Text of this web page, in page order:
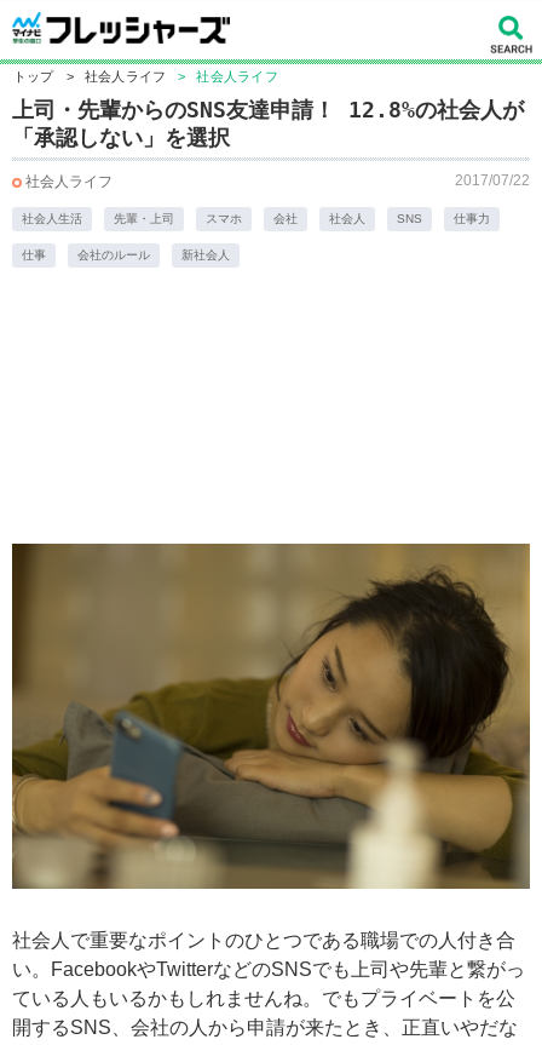
トップ > 社会人ライフ > 社会人ライフ
​上司・先輩からのSNS友達申請！ 12.8%の社会人が
「承認しない」を選択
社会人ライフ 2017/07/22
社会人生活 先輩・上司 スマホ 会社 社会人 SNS 仕事力
仕事 会社のルール 新社会人
社会人で重要なポイントのひとつである職場での人付き合
い。FacebookやTwitterなどのSNSでも上司や先輩と繋がっ
ている人もいるかもしれませんね。でもプライベートを公
開するSNS、会社の人から申請が来たとき、正直いやだな